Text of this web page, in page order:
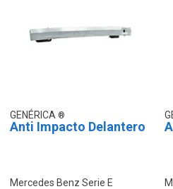
GENÉRICA
Anti Impacto Delantero
Mercedes Benz Serie E